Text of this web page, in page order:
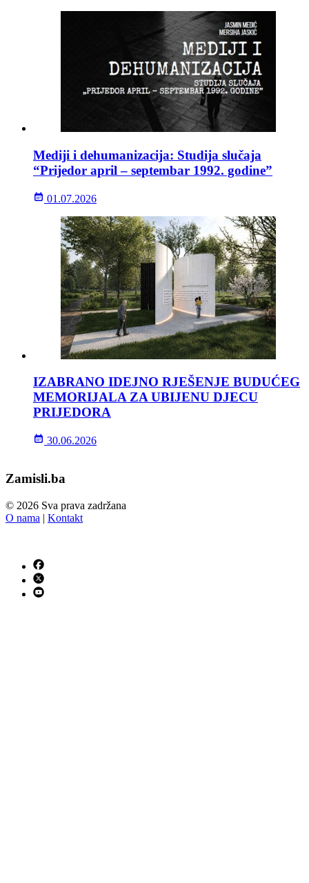
Mediji i dehumanizacija: Studija slučaja
“Prijedor april – septembar 1992. godine”
01.07.2026
IZABRANO IDEJNO RJEŠENJE BUDUĆEG
MEMORIJALA ZA UBIJENU DJECU
PRIJEDORA
30.06.2026
Zamisli.ba
© 2026 Sva prava zadržana
O nama | Kontakt